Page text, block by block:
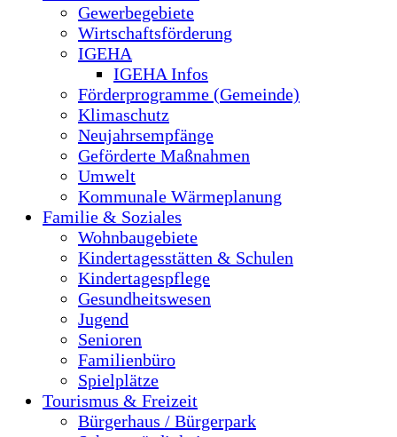
Gewerbegebiete
Wirtschaftsförderung
IGEHA
IGEHA Infos
Förderprogramme (Gemeinde)
Klimaschutz
Neujahrsempfänge
Geförderte Maßnahmen
Umwelt
Kommunale Wärmeplanung
Familie & Soziales
Wohnbaugebiete
Kindertagesstätten & Schulen
Kindertagespflege
Gesundheitswesen
Jugend
Senioren
Familienbüro
Spielplätze
Tourismus & Freizeit
Bürgerhaus / Bürgerpark